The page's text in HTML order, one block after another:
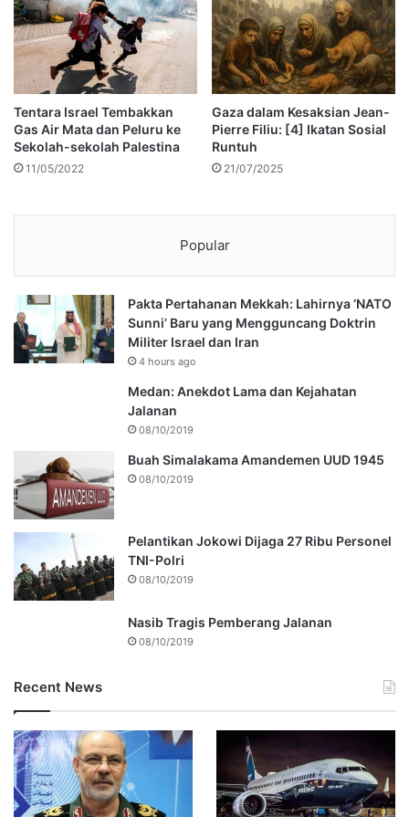
Tentara Israel Tembakkan
Gas Air Mata dan Peluru ke
Sekolah-sekolah Palestina
11/05/2022
Gaza dalam Kesaksian Jean-
Pierre Filiu: [4] Ikatan Sosial
Runtuh
21/07/2025
Popular
Pakta Pertahanan Mekkah: Lahirnya ‘NATO
Sunni’ Baru yang Mengguncang Doktrin
Militer Israel dan Iran
4 hours ago
Medan: Anekdot Lama dan Kejahatan
Jalanan
08/10/2019
Buah Simalakama Amandemen UUD 1945
08/10/2019
Pelantikan Jokowi Dijaga 27 Ribu Personel
TNI-Polri
08/10/2019
Nasib Tragis Pemberang Jalanan
08/10/2019
Recent News